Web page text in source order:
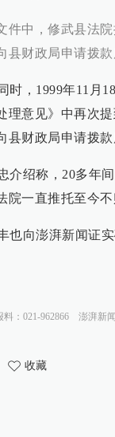
件中，修武县法
县财政局申请拨
，1999年11月
理意见》中再次
县财政局申请拨
绍称，20多年间
院一直推托至今
向澎湃新闻证实
：021-962866 澎湃新
收藏